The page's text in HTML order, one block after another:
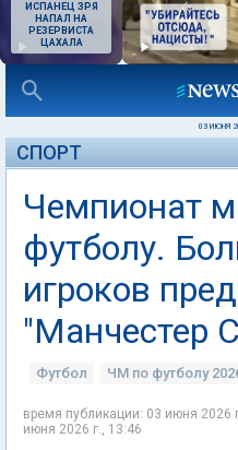
ИСПАНЕЦ ЗРЯ
НАПАЛ НА
РЕЗЕРВИСТА
ЦАХАЛА
03 ИЮНЯ
СПОРТ
Чемпионат
футболу.
игроков
"Манчестер
Футбол ЧМ по футболу
время публикации: 03 июня 2026
июня 2026 г., 13:46